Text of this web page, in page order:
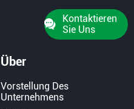
Kontaktieren
Sie Uns
Über
Vorstellung Des
Unternehmens